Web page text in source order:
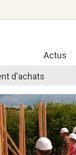
Actus
d'achats